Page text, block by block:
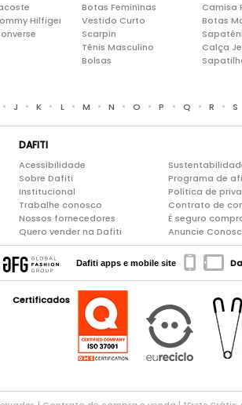
Hilfiger
Botas Femininas
Vestido Curto
Scarpin
Tênis Masculino
Bolsas
Camisa
Botas
Calça
• J • K • L • M • N • O • P • Q • R • S
DAFITI
Acessibilidade
Sobre Dafiti
Institucional
Trabalhe conosco
Nossos fornecedores
Quero vender na Dafiti
Programa de
Política de
Contrato de
É seguro
Anuncie
Dafiti apps e mobile site
Certificados